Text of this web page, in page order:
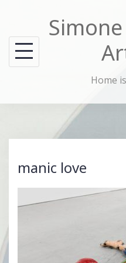
content
Home
manic love